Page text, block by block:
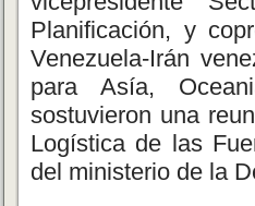
Planificación, y
Venezuela-Irán
para Asía,
sostuvieron una
Logística de las
del ministerio de la